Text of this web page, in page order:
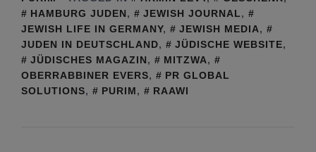
HAMBURG JUDEN, JEWISH JOURNAL,
JEWISH LIFE IN GERMANY, JEWISH MEDIA,
JUDEN IN DEUTSCHLAND, JÜDISCHE WEBSITE,
JÜDISCHES MAGAZIN, MITZWA,
OBERRABBINER EVERS,
PR GLOBAL
SOLUTIONS, PURIM, RAAWI